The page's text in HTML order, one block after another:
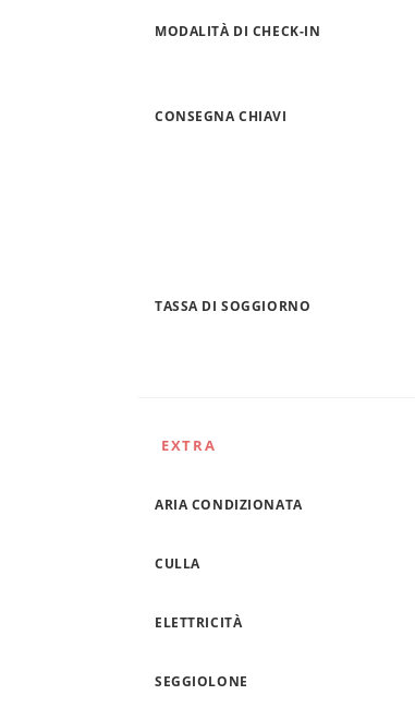
MODALITÀ DI CHECK-IN
CONSEGNA CHIAVI
TASSA DI SOGGIORNO
EXTRA
ARIA CONDIZIONATA
CULLA
ELETTRICITÀ
SEGGIOLONE